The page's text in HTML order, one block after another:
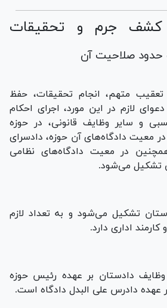
جرم و تحقیقات
حدود صلاحیت آن
متهم، انجام تحقیقات، حفظ
لازم در این مورد، اجرای احکام
و سایر وظایف قانونی، در حوزه
معیت دادگاه‌های آن حوزه، دادسرای
در معیت دادگاه‌های نظامی
تشکیل می‌شود.
تشکیل می‌شود و به تعداد لازم
کارمند اداری دارد.
دادستان بر عهده رئیس حوزه
عهده دادرس علی البدل دادگاه است.